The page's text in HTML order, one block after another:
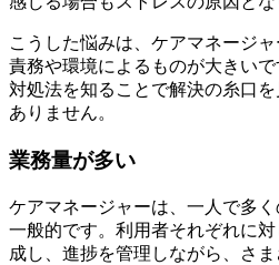
こうした悩みは、ケアマネージ
責務や環境によるものが大きい
対処法を知ることで解決の糸口
ありません。
業務量が多い
ケアマネージャーは、一人で多
一般的です。利用者それぞれに
成し、進捗を管理しながら、さ